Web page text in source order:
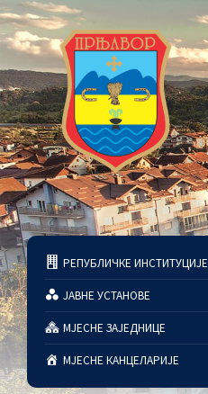
РЕПУБЛИЧКЕ ИНСТИТУЦИЈЕ
ЈАВНЕ УСТАНОВЕ
МЈЕСНЕ ЗАЈЕДНИЦЕ
МЈЕСНЕ КАНЦЕЛАРИЈЕ